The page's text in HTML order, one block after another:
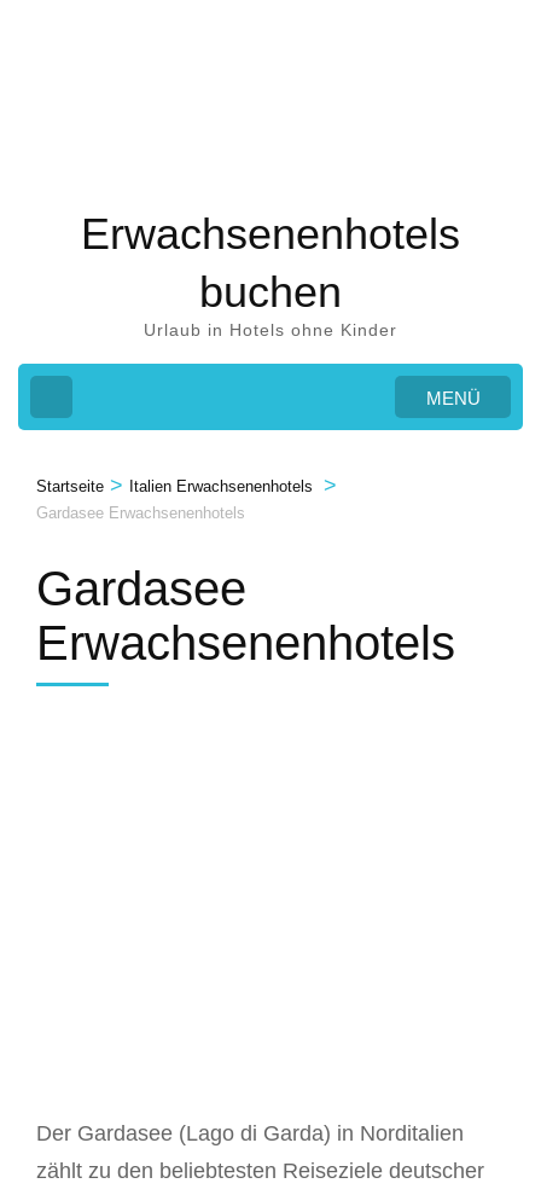
Erwachsenenhotels
buchen
Urlaub in Hotels ohne Kinder
MENÜ
Startseite > Italien Erwachsenenhotels >
Gardasee Erwachsenenhotels
Gardasee
Erwachsenenhotels
Der Gardasee (Lago di Garda) in Norditalien
zählt zu den beliebtesten Reiseziele deutscher